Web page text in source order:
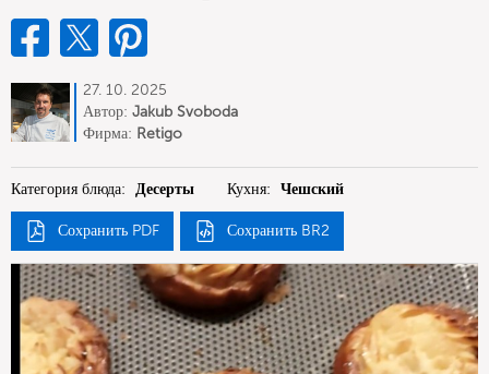
27. 10. 2025
Автор: Jakub Svoboda
Фирма: Retigo
Категория блюда: Десерты Кухня: Чешский
Сохранить PDF Сохранить BR2